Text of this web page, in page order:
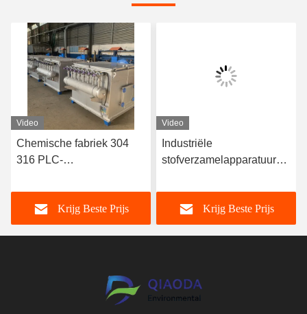
Video
Chemische fabriek 304
316 PLC-
stofverzamelaar van
roestvrij staalKrijg Beste Prijs
Video
Industriële
stofverzamelapparatuur
behandeling en
emissiebeheersing
Krijg Beste Prijs